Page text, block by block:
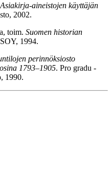
aineistojen käyttäjän
2002.
toim. Suomen historian
1994.
perinnöksiosto
1793–1905. Pro gradu -
1990.